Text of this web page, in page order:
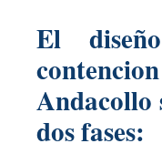
El
Andacollo
dos fases: